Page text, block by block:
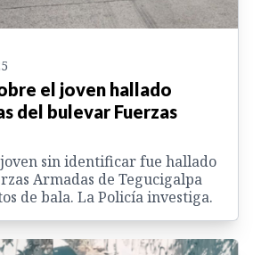
el joven hallado
del bulevar Fuerzas
sin identificar fue hallado
Armadas de Tegucigalpa
de bala. La Policía investiga.